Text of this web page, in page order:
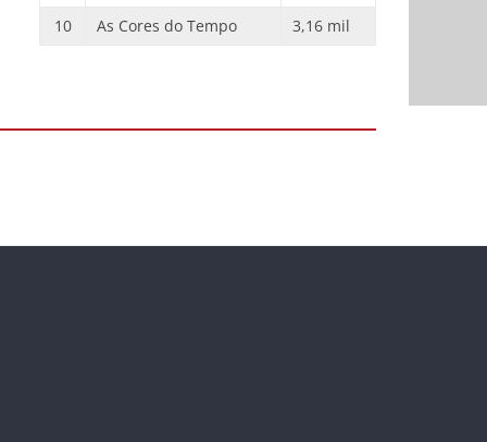
10 As Cores do Tempo 3,16 mil